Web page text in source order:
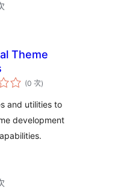
Theme
(0 次評
分
數
)
and utilities to
development